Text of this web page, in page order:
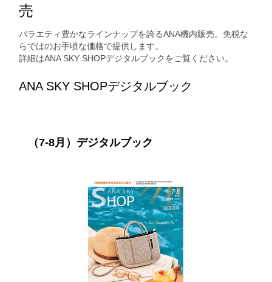
売
バラエティ豊かなラインナップを誇るANA機内販売。免税な
らではのお手頃な価格で提供します。
詳細はANA SKY SHOPデジタルブックをご覧ください。
ANA SKY SHOPデジタルブック
（7-8月）デジタルブック